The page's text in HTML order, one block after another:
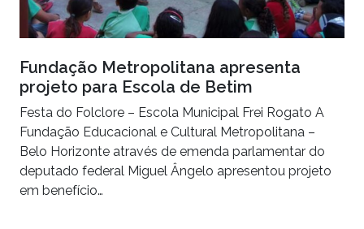
Fundação Metropolitana apresenta
projeto para Escola de Betim
Festa do Folclore – Escola Municipal Frei Rogato A
Fundação Educacional e Cultural Metropolitana –
Belo Horizonte através de emenda parlamentar do
deputado federal Miguel Ângelo apresentou projeto
em benefício…